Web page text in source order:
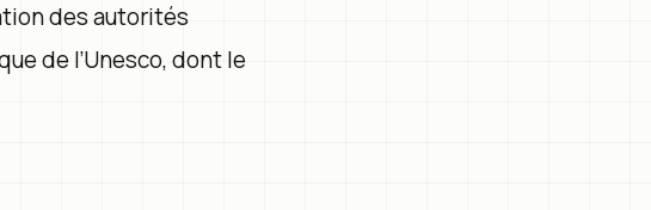
des autorités
de l’Unesco, dont le